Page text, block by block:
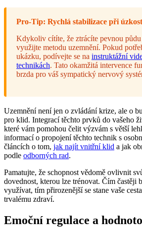
Pro-Tip: Rychlá stabilizace při
Kdykoliv cítíte, že ztrácíte pevnou půdu
využijte metodu uzemnění. Pokud
ukázku, podívejte se na instruktážní
technikách. Tato okamžitá intervence
brzda pro váš sympatický nervový
Uzemnění není jen o zvládání krize, ale o
pro klid. Integrací těchto prvků do vašeho
které vám pomohou čelit výzvám s větší
informací o propojení těchto technik s
článcích o tom, jak najít vnitřní klid a jak
podle odborných rad.
Pamatujte, že schopnost vědomě ovlivnit
dovednost, kterou lze trénovat. Čím častěji
využívat, tím přirozenější se stane vaše
trvalému zdraví.
Emoční regulace a